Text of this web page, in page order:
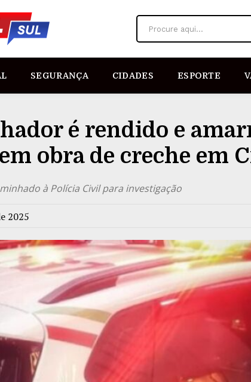
Procure aqui...
SEGURANÇA CIDADES ESPORTE
é rendido e
obra de creche em
à Polícia Civil para investigação
2025